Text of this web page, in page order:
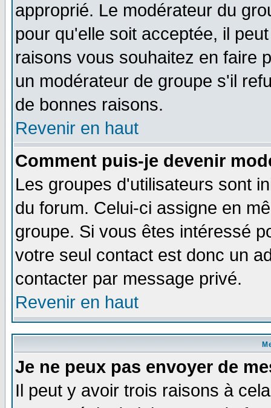
approprié. Le modérateur du
pour qu'elle soit acceptée, il
raisons vous souhaitez en faire
un modérateur de groupe s'il
de bonnes raisons.
Revenir en haut
Comment puis-je devenir
Les groupes d'utilisateurs sont
du forum. Celui-ci assigne en
groupe. Si vous êtes intéressé
votre seul contact est donc un
contacter par message privé.
Revenir en haut
Je ne peux pas envoyer de
Il peut y avoir trois raisons à